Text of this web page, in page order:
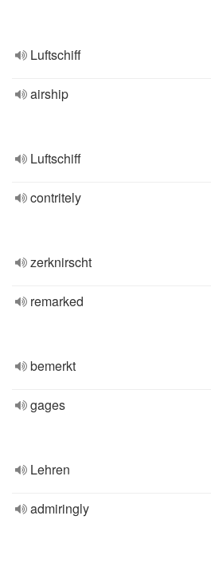
Luftschiff
airship
Luftschiff
contritely
zerknirscht
remarked
bemerkt
gages
Lehren
admiringly